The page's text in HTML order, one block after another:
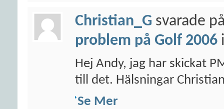
Christian_G svarade
problem på Golf 2006
Hej Andy, jag har skickat
till det. Hälsningar
Se Mer